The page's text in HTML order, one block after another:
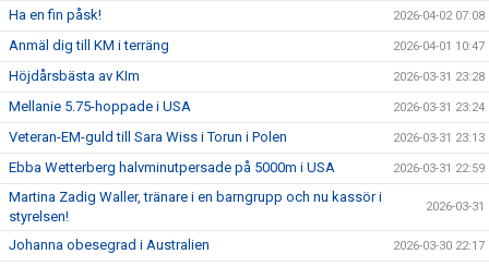
Ha en fin påsk! 2026-04-02 07:08
Anmäl dig till KM i terräng 2026-04-01 10:47
Höjdårsbästa av KIm 2026-03-31 23:28
Mellanie 5.75-hoppade i USA 2026-03-31 23:24
Veteran-EM-guld till Sara Wiss i Torun i Polen 2026-03-31 23:13
Ebba Wetterberg halvminutpersade på 5000m i USA 2026-03-31 22:59
Martina Zadig Waller, tränare i en barngrupp och nu kassör i
styrelsen!
2026-03-31
Johanna obesegrad i Australien 2026-03-30 22:17